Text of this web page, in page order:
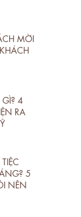
MỜI
GÌ? 4
RA
5
NÊN